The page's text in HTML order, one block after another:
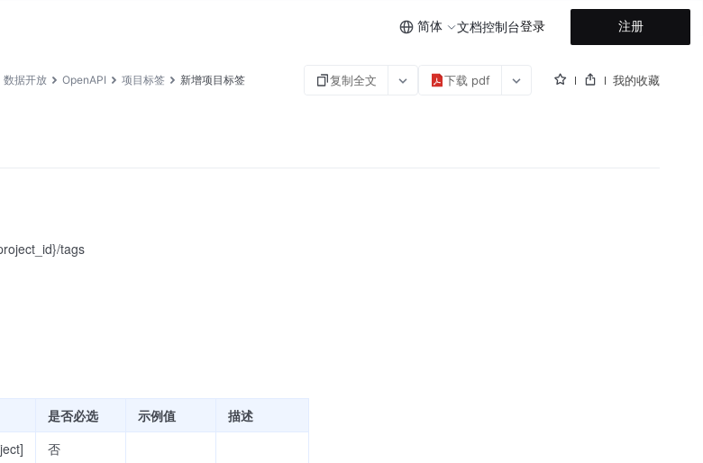
简体 文档控制台登录 注册
数据开放 OpenAPI 项目标签 新增项目标签 复制全文 下载 pdf 我的收藏
tags
是否必选 示例值
描述
否